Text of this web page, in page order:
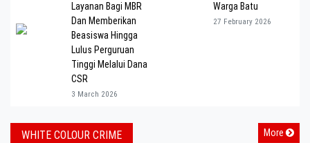
Layanan Bagi MBR
Dan Memberikan
Beasiswa Hingga
Lulus Perguruan
Tinggi Melalui Dana
CSR
3 March 2026
Warga Batu
27 February 2026
WHITE COLOUR CRIME More